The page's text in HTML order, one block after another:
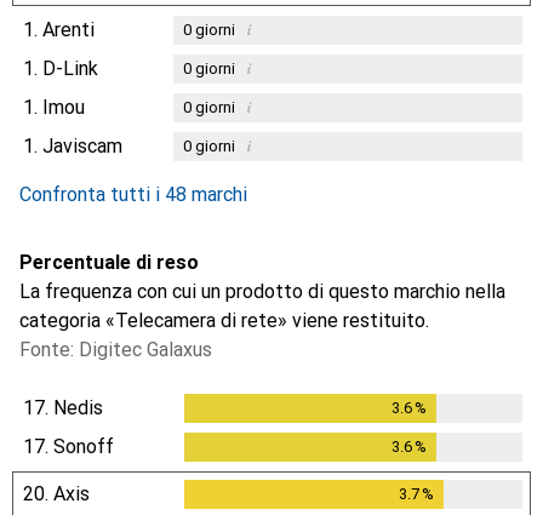
1. Arenti 0giorni i
1. D-Link 0giorni i
1. Imou 0giorni i
1. Javiscam 0giorni i
Confronta tutti i 48 marchi
Percentuale di reso
La frequenza con cui un prodotto di questo marchio nella
categoria «Telecamera di rete» viene restituito.
Fonte: Digitec Galaxus
17. Nedis 3.6%
17. Sonoff 3.6%
20. Axis 3.7%